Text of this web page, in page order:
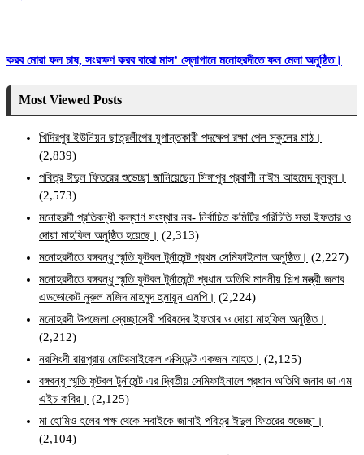
করব মোরা ফল চাষ, সংরক্ষণ করব বারো মাস’ স্লোগানে মনোহরদীতে ফল মেলা অনুষ্ঠিত।
Most Viewed Posts
খিদিরপুর ইউনিয়ন ছাত্রলীগের যুগান্তকারী পদক্ষেপ রক্ষা পেল স্কুলের মাঠ।
(2,839)
পবিত্র ঈদুল ফিতরের শুভেচ্ছা জানিয়েছেন সিঙ্গাপুর প্রবাসী নাঈম আহমেদ বুলবুল।
(2,573)
মনোহরদী প্রতিবন্ধী কল্যাণ সংস্থার নব- নির্বাচিত কমিটির পরিচিতি সভা ইফতার ও
দোয়া মাহফিল অনুষ্ঠিত হয়েছে। (2,313)
মনোহরদীতে বঙ্গবন্ধু স্মৃতি ফুটবল টুর্নামেন্ট প্রথম সেমিফাইনাল অনুষ্ঠিত। (2,227)
মনোহরদীতে বঙ্গবন্ধু স্মৃতি ফুটবল টুর্নামেন্টে প্রধান অতিথি মাননীয় শিল্প মন্ত্রী জনাব
এডভোকেট নুরুল মজিদ মাহমুদ হুমায়ূন এমপি। (2,224)
মনোহরদী উপজেলা স্বেচ্ছাসেবী পরিষদের ইফতার ও দোয়া মাহফিল অনুষ্ঠিত।
(2,212)
নরসিংদী রায়পুরায় মোটরসাইকেল এক্সিডেন্ট একজন আহত। (2,125)
বঙ্গবন্ধু স্মৃতি ফুটবল টুর্নামেন্ট এর দ্বিতীয় সেমিফাইনালে প্রধান অতিথি জনাব ডা এম
এইচ কবির। (2,125)
মা হোমিও হলের পক্ষ থেকে সবাইকে জানাই পবিত্র ঈদুল ফিতরের শুভেচ্ছা।
(2,104)